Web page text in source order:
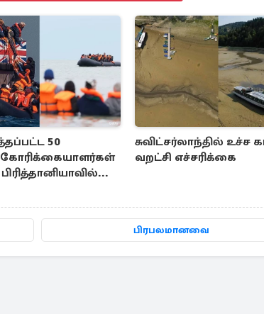
50
சுவிட்சர்லாந்தில் உச்ச
வறட்சி எச்சரிக்கை
பிரபலமானவை